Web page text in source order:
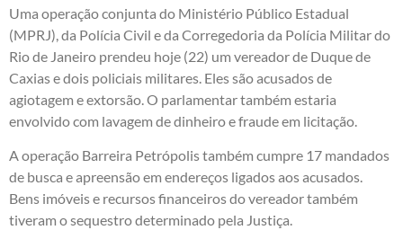
Uma operação conjunta do Ministério Público Estadual
(MPRJ), da Polícia Civil e da Corregedoria da Polícia Militar do
Rio de Janeiro prendeu hoje (22) um vereador de Duque de
Caxias e dois policiais militares. Eles são acusados de
agiotagem e extorsão. O parlamentar também estaria
envolvido com lavagem de dinheiro e fraude em licitação.
A operação Barreira Petrópolis também cumpre 17 mandados
de busca e apreensão em endereços ligados aos acusados.
Bens imóveis e recursos financeiros do vereador também
tiveram o sequestro determinado pela Justiça.